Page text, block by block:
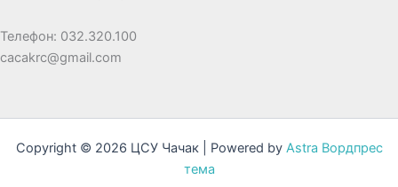
Телефон: 032.320.100
cacakrc@gmail.com
Copyright © 2026 ЦСУ Чачак | Powered by Astra Вордпрес
тема